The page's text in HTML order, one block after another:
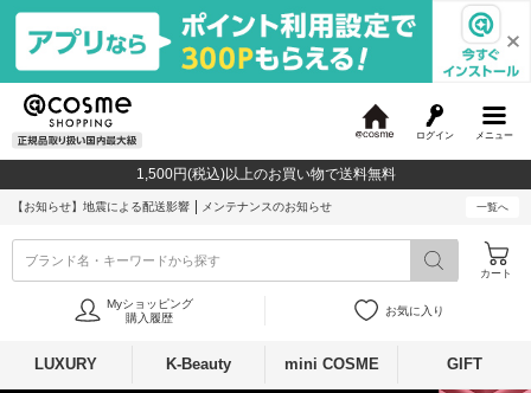
メニュー
ログイン
c
o
1,500円(税込)以上のお買い物で送料無料
【お知らせ】 地震による配送影響 メンテナンスのお知らせ 一覧へ
ブランド名・キーワードから探す
カート
Myショッピング
購入履歴
お気に入り
LUXURY K-Beauty mini COSME GIFT